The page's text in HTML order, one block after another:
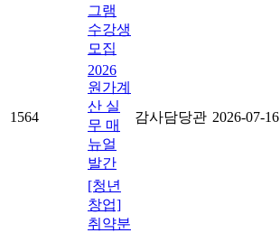
그램
수강생
모집
1564
2026
원가계
산 실
무 매
뉴얼
발간
감사담당관 2026-07-16
[청년
창업]
취약분